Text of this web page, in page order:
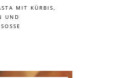
MIT KÜRBIS,
UND